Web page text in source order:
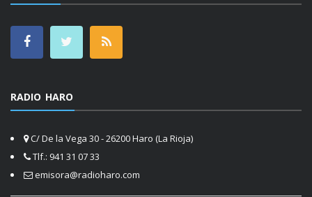
RADIO HARO
C/ De la Vega 30 - 26200 Haro (La Rioja)
Tlf.: 941 31 07 33
emisora@radioharo.com